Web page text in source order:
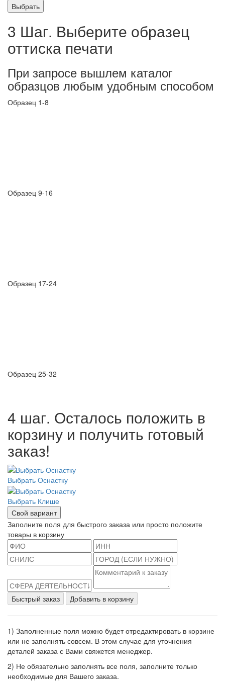
Выбрать
3 Шаг. Выберите образец
оттиска печати
При запросе вышлем каталог
образцов любым удобным способом
Образец 1-8
Образец 9-16
Образец 17-24
Образец 25-32
4 шаг. Осталось положить в
корзину и получить готовый
заказ!
Выбрать Оснастку
Выбрать Клише
Свой вариант
Заполните поля для быстрого заказа или просто положите
товары в корзину
Быстрый заказ Добавить в корзину
1) Заполненные поля можно будет отредактировать в корзине
или не заполнять совсем. В этом случае для уточнения
деталей заказа с Вами свяжется менеджер.
2) Не обязательно заполнять все поля, заполните только
необходимые для Вашего заказа.